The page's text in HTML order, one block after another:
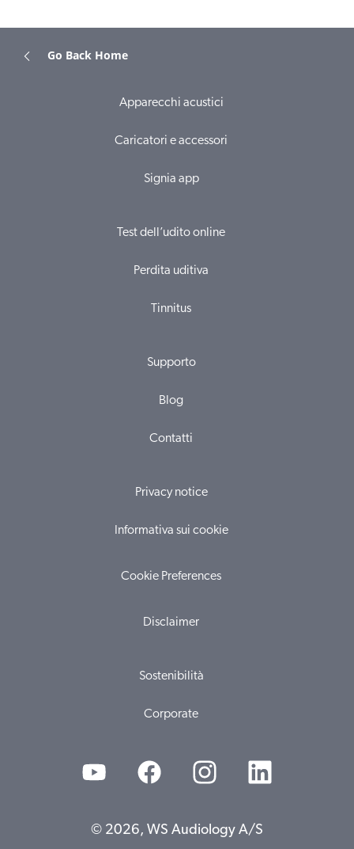
Go Back Home
Apparecchi acustici
Caricatori e accessori
Signia app
Test dell’udito online
Perdita uditiva
Tinnitus
Supporto
Blog
Contatti
Privacy notice
Informativa sui cookie
Cookie Preferences
Disclaimer
Sostenibilità
Corporate
© 2026, WS Audiology A/S